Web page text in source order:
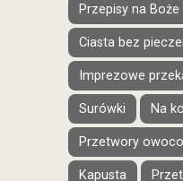
Przepisy na
Ciasta bez
Imprezowe
Surówki Na
Przetwory
Kapusta